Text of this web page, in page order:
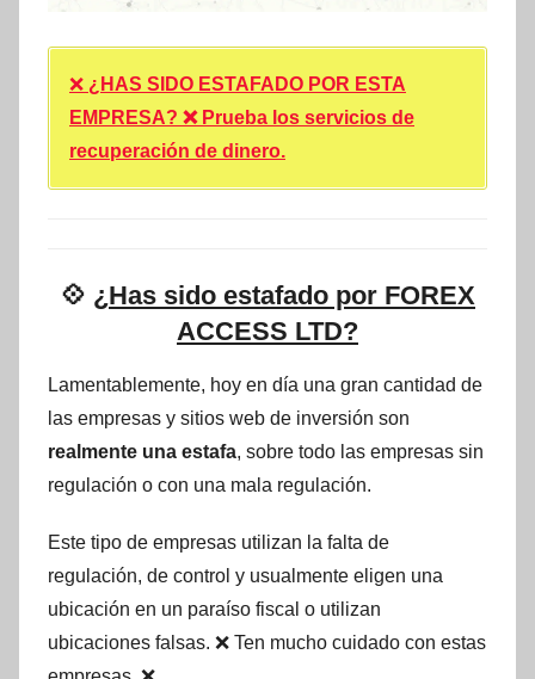
❌ ¿HAS SIDO ESTAFADO POR ESTA
EMPRESA? ❌ Prueba los servicios de
recuperación de dinero.
💠 ¿Has sido estafado por FOREX
ACCESS LTD?
Lamentablemente, hoy en día una gran cantidad de
las empresas y sitios web de inversión son
realmente una estafa, sobre todo las empresas sin
regulación o con una mala regulación.
Este tipo de empresas utilizan la falta de
regulación, de control y usualmente eligen una
ubicación en un paraíso fiscal o utilizan
ubicaciones falsas. ❌ Ten mucho cuidado con estas